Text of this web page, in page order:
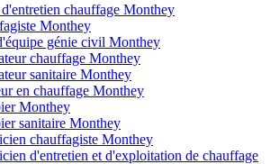
chauffage Monthey
Monthey
génie civil Monthey
chauffage Monthey
sanitaire Monthey
en chauffage Monthey
Monthey
sanitaire Monthey
chauffagiste Monthey
d'entretien et d'exploitation de chauffage